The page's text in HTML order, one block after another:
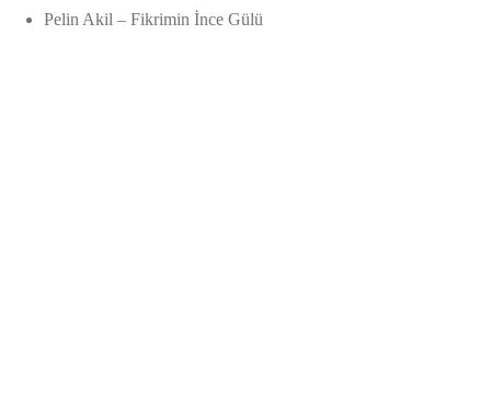
Pelin Akil – Fikrimin İnce Gülü